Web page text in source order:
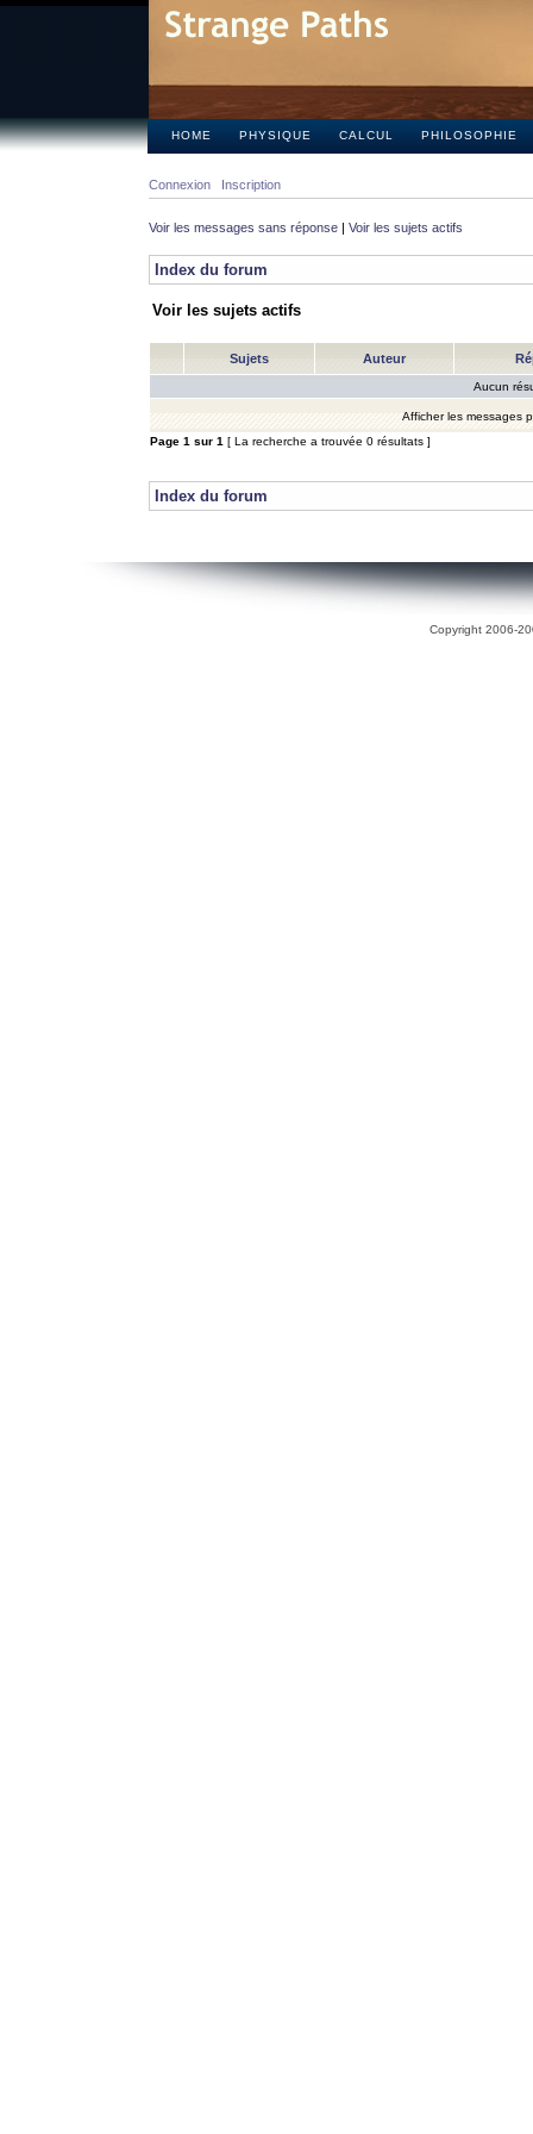
HOME PHYSIQUE CALCUL PHILOSOPHIE
Connexion Inscription
Voir les messages sans réponse | Voir les sujets actifs
Index du forum
Voir les sujets actifs
Sujets Auteur
Aucun
Afficher les messages
Page 1 sur 1 [ La recherche a trouvée 0 résultats ]
Index du forum
Copyright 2006-